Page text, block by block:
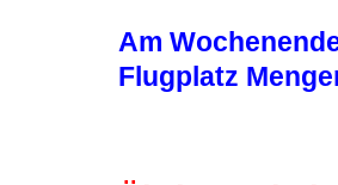
Am
Flugplatz